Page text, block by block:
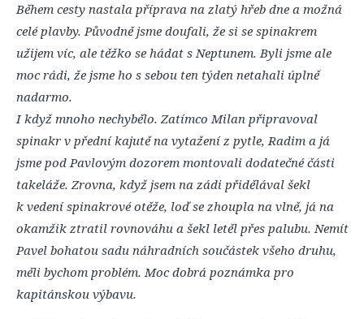
Během cesty nastala příprava na zlatý hřeb dne a možná
celé plavby. Původně jsme doufali, že si se spinakrem
užijem víc, ale těžko se hádat s Neptunem. Byli jsme ale
moc rádi, že jsme ho s sebou ten týden netahali úplně
nadarmo.
I když mnoho nechybělo. Zatímco Milan připravoval
spinakr v přední kajutě na vytažení z pytle, Radim a já
jsme pod Pavlovým dozorem montovali dodatečné části
takeláže. Zrovna, když jsem na zádi přidělával šekl
k vedení spinakrové otěže, loď se zhoupla na vlně, já na
okamžik ztratil rovnováhu a šekl letěl přes palubu. Nemít
Pavel bohatou sadu náhradních součástek všeho druhu,
měli bychom problém. Moc dobrá poznámka pro
kapitánskou výbavu.